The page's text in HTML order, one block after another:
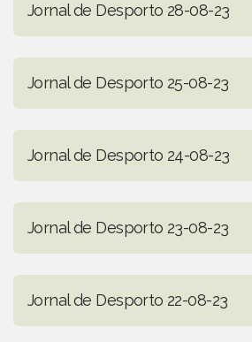
Jornal de Desporto 28-08-23
Jornal de Desporto 25-08-23
Jornal de Desporto 24-08-23
Jornal de Desporto 23-08-23
Jornal de Desporto 22-08-23